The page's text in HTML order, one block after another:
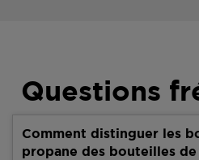
Questions
Comment distinguer les
propane des bouteilles de